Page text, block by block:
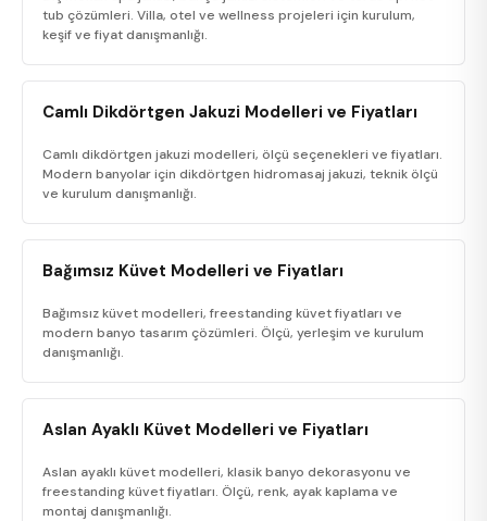
tub çözümleri. Villa, otel ve wellness projeleri için kurulum,
keşif ve fiyat danışmanlığı.
Camlı Dikdörtgen Jakuzi Modelleri ve Fiyatları
Camlı dikdörtgen jakuzi modelleri, ölçü seçenekleri ve fiyatları.
Modern banyolar için dikdörtgen hidromasaj jakuzi, teknik ölçü
ve kurulum danışmanlığı.
Bağımsız Küvet Modelleri ve Fiyatları
Bağımsız küvet modelleri, freestanding küvet fiyatları ve
modern banyo tasarım çözümleri. Ölçü, yerleşim ve kurulum
danışmanlığı.
Aslan Ayaklı Küvet Modelleri ve Fiyatları
Aslan ayaklı küvet modelleri, klasik banyo dekorasyonu ve
freestanding küvet fiyatları. Ölçü, renk, ayak kaplama ve
montaj danışmanlığı.